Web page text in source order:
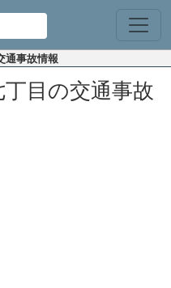
通事故情報
目の交通事故